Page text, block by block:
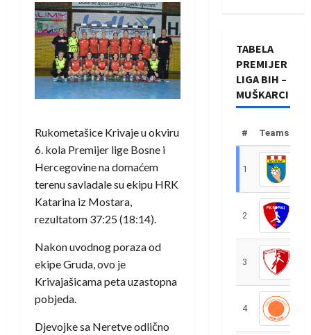
Rukometašice Krivaje u okviru
6. kola Premijer lige Bosne i
Hercegovine na domaćem
terenu savladale su ekipu HRK
Katarina iz Mostara,
rezultatom 37:25 (18:14).
Nakon uvodnog poraza od
ekipe Gruda, ovo je
Krivajašicama peta uzastopna
pobjeda.
Djevojke sa Neretve odlično
TABELA
PREMIJER
LIGA BIH –
MUŠKARCI
# Teams
1
2
3
4